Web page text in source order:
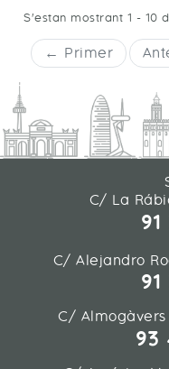
S'estan mostrant 1 - 10
← Primer
C/ La
C/ Alejandro
C/ Almogàvers
93